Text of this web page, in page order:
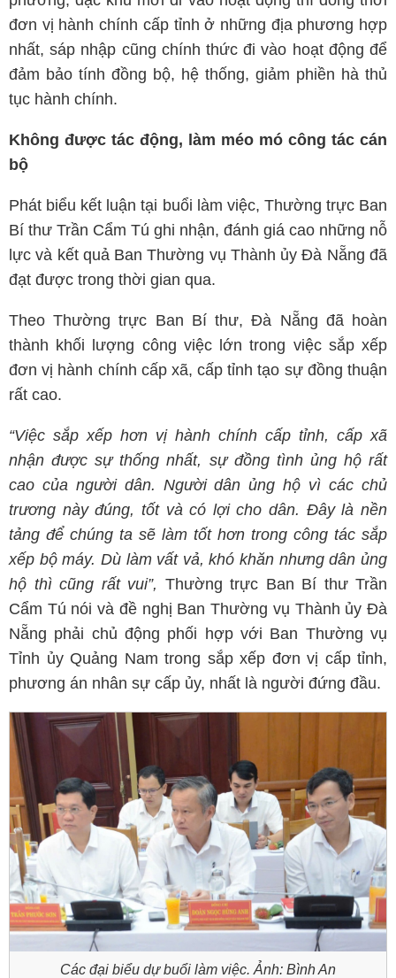
đơn vị hành chính cấp tỉnh ở những địa phương hợp
nhất, sáp nhập cũng chính thức đi vào hoạt động để
đảm bảo tính đồng bộ, hệ thống, giảm phiền hà thủ
tục hành chính.
Không được tác động, làm méo mó công tác cán
bộ
Phát biểu kết luận tại buổi làm việc, Thường trực Ban
Bí thư Trần Cẩm Tú ghi nhận, đánh giá cao những nỗ
lực và kết quả Ban Thường vụ Thành ủy Đà Nẵng đã
đạt được trong thời gian qua.
Theo Thường trực Ban Bí thư, Đà Nẵng đã hoàn
thành khối lượng công việc lớn trong việc sắp xếp
đơn vị hành chính cấp xã, cấp tỉnh tạo sự đồng thuận
rất cao.
“Việc sắp xếp hơn vị hành chính cấp tỉnh, cấp xã
nhận được sự thống nhất, sự đồng tình ủng hộ rất
cao của người dân. Người dân ủng hộ vì các chủ
trương này đúng, tốt và có lợi cho dân. Đây là nền
tảng để chúng ta sẽ làm tốt hơn trong công tác sắp
xếp bộ máy. Dù làm vất vả, khó khăn nhưng dân ủng
hộ thì cũng rất vui”, Thường trực Ban Bí thư Trần
Cẩm Tú nói và đề nghị Ban Thường vụ Thành ủy Đà
Nẵng phải chủ động phối hợp với Ban Thường vụ
Tỉnh ủy Quảng Nam trong sắp xếp đơn vị cấp tỉnh,
phương án nhân sự cấp ủy, nhất là người đứng đầu.
Các đại biểu dự buổi làm việc. Ảnh: Bình An